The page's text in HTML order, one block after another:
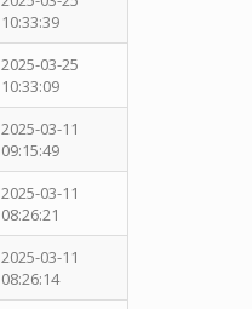
10:33:39
2025-03-25
10:33:09
2025-03-11
09:15:49
2025-03-11
08:26:21
2025-03-11
08:26:14